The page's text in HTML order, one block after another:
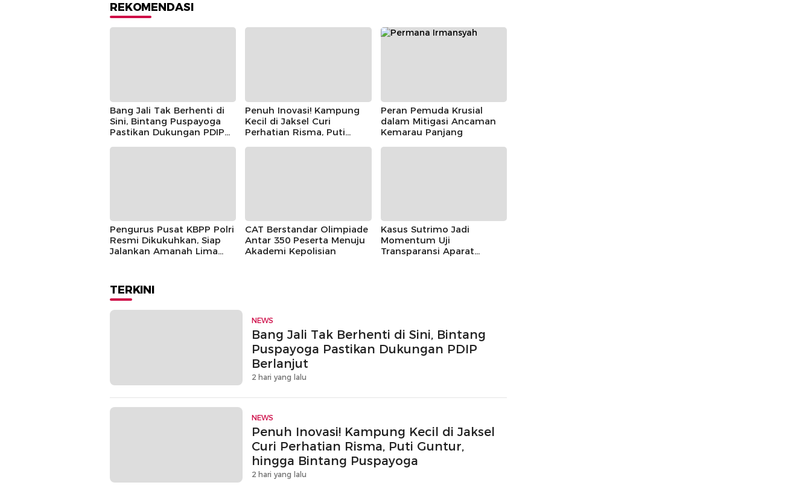
REKOMENDASI
Bang Jali Tak Berhenti di
Sini, Bintang Puspayoga
Pastikan Dukungan PDIP
Penuh Inovasi! Kampung
Kecil di Jaksel Curi
Perhatian Risma, Puti
Peran Pemuda Krusial
dalam Mitigasi Ancaman
Kemarau Panjang
Pengurus Pusat KBPP Polri
Resmi Dikukuhkan, Siap
Jalankan Amanah Lima
CAT Berstandar Olimpiade
Antar 350 Peserta Menuju
Akademi Kepolisian
Kasus Sutrimo Jadi
Momentum Uji
Transparansi Aparat
TERKINI
NEWS
Bang Jali Tak Berhenti di Sini, Bintang
Puspayoga Pastikan Dukungan PDIP
Berlanjut
2 hari yang lalu
NEWS
Penuh Inovasi! Kampung Kecil di Jaksel
Curi Perhatian Risma, Puti Guntur,
hingga Bintang Puspayoga
2 hari yang lalu